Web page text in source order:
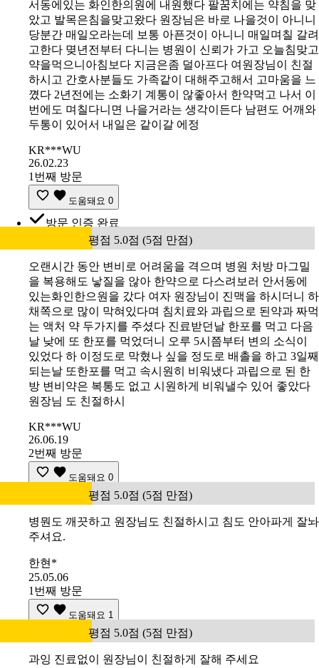
서동에있는 화인한의원에 내원했다 팔꿈치에는 약침을 맞
았고 발목은침을맞고왔다 원장님은 바로 나을것이 아니니
당분간 매일오라는데 보통 아픈것이 아니니 매일며칠 갈려
고한다 몆년전부터 다니는 병원이 신뢰가 가고 오늘침맞고
약을먹으니아침보다 지금은좀 덜아프다 여원장님이 친절
하시고 간호사분들도 가족같이 대해주고해서 고마움을 느
꼈다 2년전에는 소화기 계통이 않좋아서 한약먹고 나서 이
번에도 며칠다니면 나을거라는 생각이든다 남편도 어깨와
두통이 있어서 내일은 같이갈 에정
KR***WU
26.02.23
1번째 방문
도움돼요 0
방문 인증 완료
평점 5.0점 (5점 만점)
오랜시간 동안 변비로 어려움을 격으며 병원 처방 마그밀
을 복용해도 낳질을 않아 한약으로 다스려보러 안서동에
있는화인한으원을 갔다 여자 원장님이 진맥을 하시더니 하
채쪽으로 많이 막혀있다며 침치료와 과립으로 된약과 짜먹
는 액처 약 두가지를 주셨다 진료받던날 한포를 먹고 다음
날 낮에 또 한포를 먹었더니 오루 5시쯤부터 변의 소식이
있었다 하 이정도로 막혔나 싶을 정도로 배촐을 하고 3일째
되는날 또한포를 먹고 속시원히 비워냈다 과립으로 된 한
방 변비약은 복통도 없고 시원하게 비워낼수 있어 좋았다
원장님 도 친절하시
KR***WU
26.06.19
2번째 방문
도움돼요 0
평점 5.0점 (5점 만점)
병뭔도 깨끗하고 원장님도 친절하시고 침도 안아파게 잘놔
주셔요.
한현*
25.05.06
1번째 방문
도움돼요 1
평점 5.0점 (5점 만점)
과잉 진료없이 원장님이 친절하게 잘해 주세요